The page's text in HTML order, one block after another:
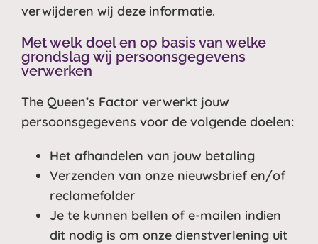
verwijderen wij deze informatie.
Met welk doel en op basis van welke
grondslag wij persoonsgegevens
verwerken
The Queen’s Factor verwerkt jouw
persoonsgegevens voor de volgende doelen:
Het afhandelen van jouw betaling
Verzenden van onze nieuwsbrief en/of
reclamefolder
Je te kunnen bellen of e-mailen indien
dit nodig is om onze dienstverlening uit